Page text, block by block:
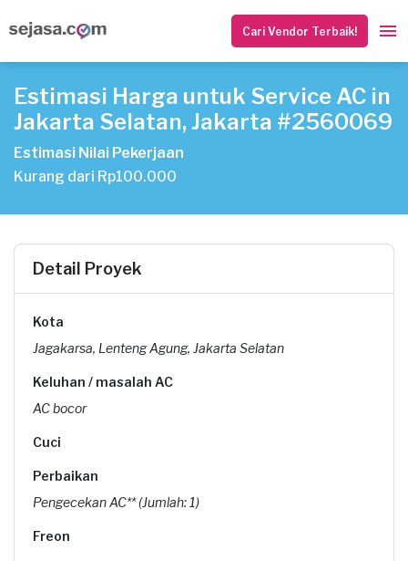
Cari Vendor Terbaik!
Estimasi Harga untuk Service AC in
Jakarta Selatan, Jakarta #2560069
Estimasi Nilai Pekerjaan
Kurang dari Rp100.000
Detail Proyek
Kota
Jagakarsa, Lenteng Agung, Jakarta Selatan
Keluhan / masalah AC
AC bocor
Cuci
Perbaikan
Pengecekan AC** (Jumlah: 1)
Freon